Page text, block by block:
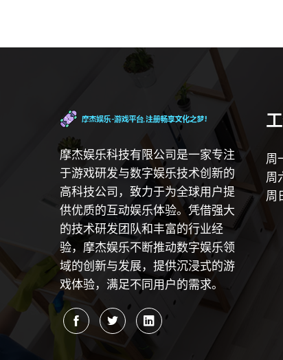
摩杰娱乐科技有限公司是一家专注
于游戏研发与数字娱乐技术创新的
高科技公司，致力于为全球用户提
供优质的互动娱乐体验。凭借强大
的技术研发团队和丰富的行业经
验，摩杰娱乐不断推动数字娱乐领
域的创新与发展，提供沉浸式的游
戏体验，满足不同用户的需求。
周
周
周